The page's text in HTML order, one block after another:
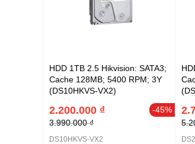
HDD 1TB 2.5 Hikvision: SATA3;
Cache 128MB; 5400 RPM; 3Y
(DS10HKVS-VX2)
-45%
2.200.000 ₫
3.990.000 ₫
DS10HKVS-VX2